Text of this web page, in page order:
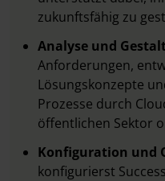
zukunftsfähig zu
Analyse und
Anforderungen,
Lösungskonzepte
Prozesse durch
öffentlichen Sektor
Konfiguration und
konfigurierst